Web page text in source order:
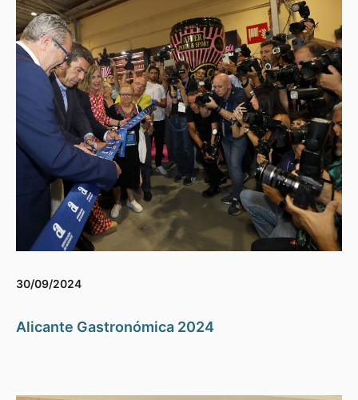
30/09/2024
Alicante Gastronómica 2024